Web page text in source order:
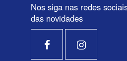
Nos siga nas redes
das novidades